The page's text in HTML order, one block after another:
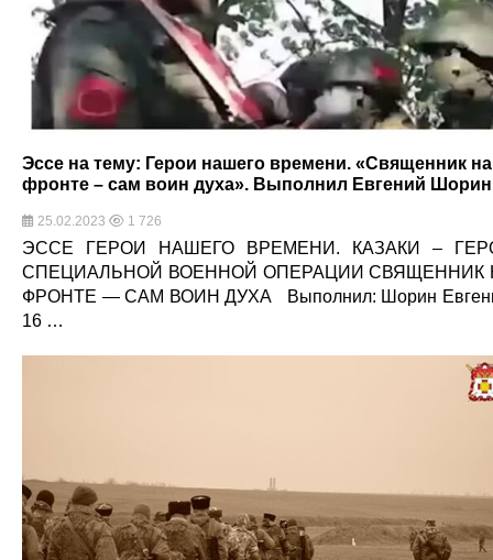
Эссе на тему: Герои нашего времени. «Священник на
фронте – сам воин духа». Выполнил Евгений Шорин
25.02.2023 1 726
ЭССЕ ГЕРОИ НАШЕГО ВРЕМЕНИ. КАЗАКИ –
СПЕЦИАЛЬНОЙ ВОЕННОЙ ОПЕРАЦИИ СВЯЩЕННИК
ФРОНТЕ — САМ ВОИН ДУХА Выполнил: Шорин
16 …